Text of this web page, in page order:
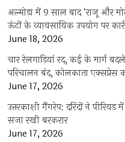
अल्मोड़ा में 9 साल बाद ‘राजू और
ऊंटों के व्यावसायिक उपयोग पर
June 18, 2026
चार रेलगाड़ियां रद, कई के मार्ग
परिचालन बंद, कोलकाता एक्सप्रेस
June 17, 2026
उत्तरकाशी गैंगरेप: दरिंदों ने
सजा रखी बरकरार
June 17, 2026